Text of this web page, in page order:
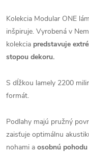
Kolekcia Modular ONE
inšpiruje. Vyrobená v
kolekcia predstavuje
stopou dekoru.
S dĺžkou lamely 2200
formát.
Podlahy majú pružný
zaisťuje optimálnu
nohami a osobnú